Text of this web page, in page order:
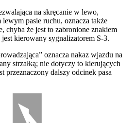
na skręcanie w lewo,
pasie ruchu, oznacza także
chyba że jest to zabronione znakiem
kierowany sygnalizatorem S-3.
oznacza nakaz wjazdu na
strzałką; nie dotyczy to kierujących
przeznaczony dalszy odcinek pasa